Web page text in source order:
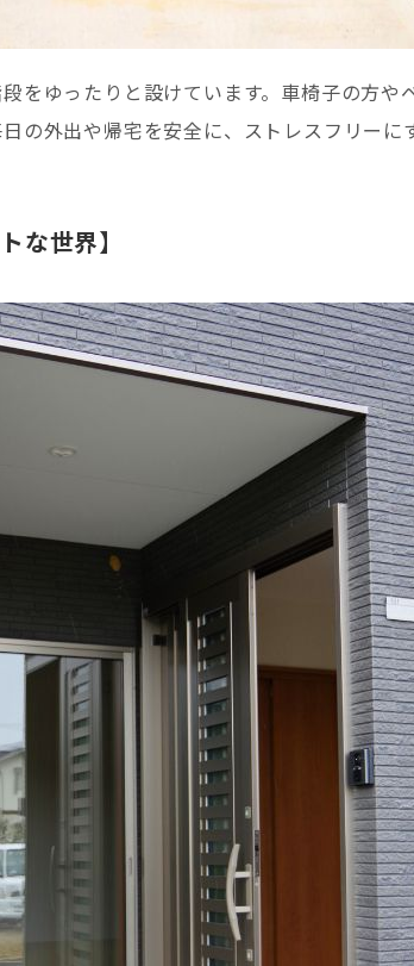
をゆったりと設けています。車椅子の方や
の外出や帰宅を安全に、ストレスフリーに
な世界】